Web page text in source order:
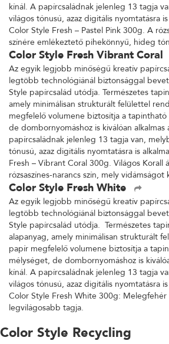
kínál. A papírcsaládnak jelenleg 13 tagja
világos tónusú, azaz digitális nyomtatásra
Color Style Fresh – Pastel Pink 300g. A
színére emlékeztető pihekönnyű, hideg
Color Style Fresh Vibrant Coral
Az egyik legjobb minőségű kreatív
legtöbb technológiánál biztonsággal
Style papírcsalád utódja. Természetes
amely minimálisan strukturált felülettel
megfelelő volumene biztosítja a
de dombornyomáshoz is kiválóan
papírcsaládnak jelenleg 13 tagja van,
tónusú, azaz digitális nyomtatásra is
Fresh – Vibrant Coral 300g. Világos Korall
rózsaszínes-narancs szín, mely vidámságot
Color Style Fresh White
Az egyik legjobb minőségű kreatív
legtöbb technológiánál biztonsággal
Style papírcsalád utódja. Természetes
alapanyag, amely minimálisan strukturált
papír megfelelő volumene biztosítja a
mélységet, de dombornyomáshoz is
kínál. A papírcsaládnak jelenleg 13 tagja
világos tónusú, azaz digitális nyomtatásra
Color Style Fresh White 300g:
legvilágosabb tagja.
Color Style Recycling